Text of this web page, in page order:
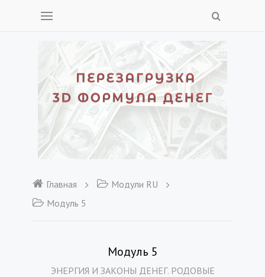
Главная
Модули RU
Модуль 5
Модуль 5
ЭНЕРГИЯ И ЗАКОНЫ ДЕНЕГ. РОДОВЫЕ